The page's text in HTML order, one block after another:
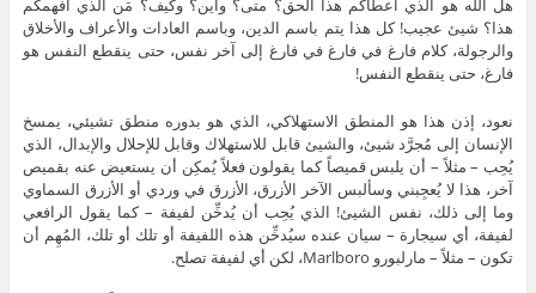
هل الله هو الذي أعطاكم هذا الحق؟ متى؟ وأين؟ وكيف؟ مَن الذي أفهمكم
هذا؟ شيئ عجيب! كل هذا يتم باسم الدين، وباسم العادات والأعراف والأخلاق
والرجولة، كلام فارغ في فارغ في فارغ إلى آخر نفس، حتى ينقطع النفس هو
فارغ، حتى ينقطع النفس!
نعود، إذن هذا هو المنطق الاستهلاكي، الذي هو بدوره منطق تشيئي، يمسخ
الإنسان إلى مُجرَّد شيئ، والشيئ قابل للاستهلاك وقابل للإحلال والإبدال، الذي
يُحِب – مثلاً – أن يلبس قميصاً كما يقولون فعلاً يُمكِن أن يستعيض عنه بقميص
آخر، هذا لا يُعجِبني وسألبس الآخر الأزرق، الأزرق في وردي أو الأزرق السماوي
وما إلى ذلك، نفس الشيئ! الذي يُحِب أن يُدخِّن لفيفة – كما يقول الرافعي
لفيفة، أي سيجارة – سيان عنده سيُدخِّن هذه اللفيفة أو تلك أو تلك، المُهِم أن
تكون – مثلاً – مارلبورو Marlboro، لكن أي لفيفة تصلح.